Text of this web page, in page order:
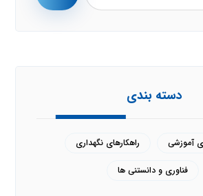
دسته بندی
آموزشی راهکارهای نگهداری
فناوری و دانستنی ها